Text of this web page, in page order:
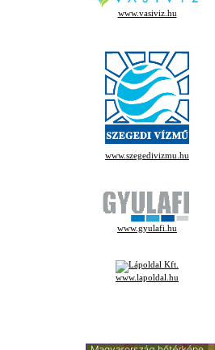
www.vasiviz.hu
www.szegedivizmu.hu
www.gyulafi.hu
www.lapoldal.hu